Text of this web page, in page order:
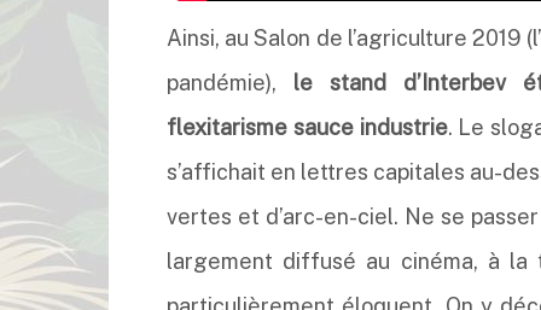
Ainsi, au Salon de l’agriculture 2019
pandémie), le stand d’Interbev
flexitarisme sauce industrie. Le
s’affichait en lettres capitales au-
vertes et d’arc-en-ciel. Ne se
largement diffusé au cinéma, à